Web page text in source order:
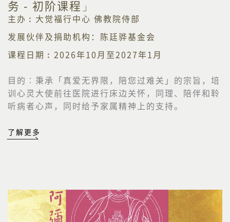
务 - 初阶课程」
主办︰大觉福行中心 佛教院侍部
发展伙伴及捐助机构：陈廷骅基金会
课程日期︰2026年10月至2027年1月
目的︰ 秉承「真爱无界限，陪您过难关」的宗旨，培
训心灵大使前往医院进行床边关怀，同理、陪伴和聆
听病者心声，同时给予家属精神上的支持。
了解更多